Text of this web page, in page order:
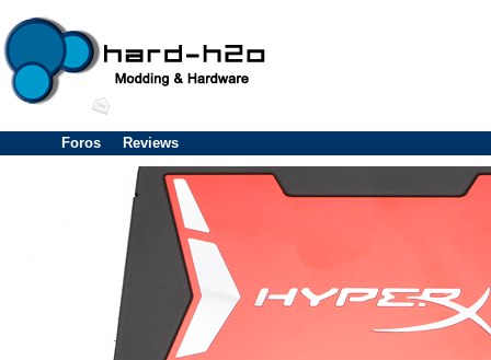
Foros Reviews